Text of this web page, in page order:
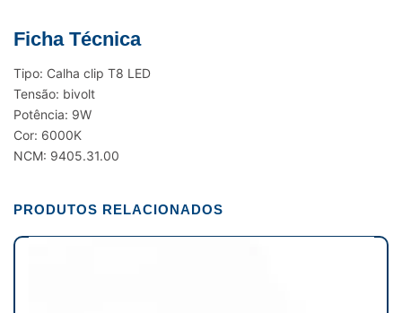
Ficha Técnica
Tipo: Calha clip T8 LED
Tensão: bivolt
Potência: 9W
Cor: 6000K
NCM: 9405.31.00
PRODUTOS RELACIONADOS